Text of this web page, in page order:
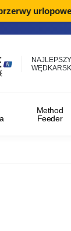
Method
Feeder